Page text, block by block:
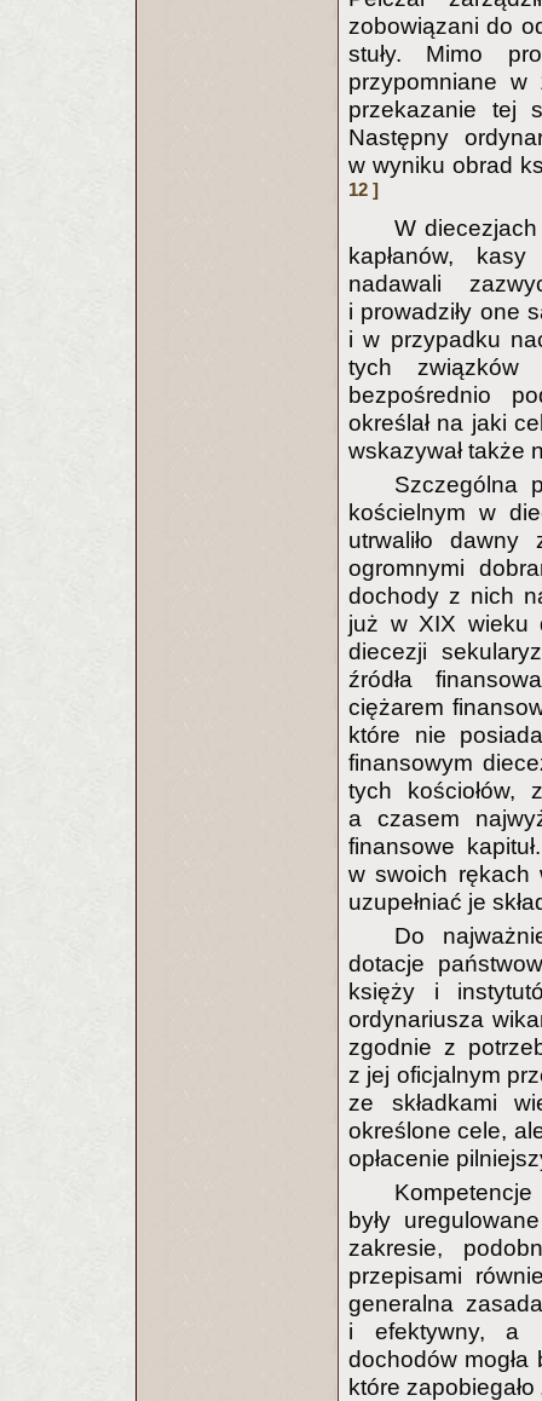
zobowiązani do
stuły. Mimo
przypomniane w
przekazanie tej
Następny
w wyniku obrad
12 ]
W
kapłanów,
nadawali
i prowadziły one
i w przypadku
tych związków
bezpośrednio
określał na jaki
wskazywał także
Szczególna
kościelnym w
utrwaliło dawny
ogromnymi
dochody z nich
już w XIX wieku
diecezji
źródła
ciężarem
które nie
finansowym
tych kościołów,
a czasem
finansowe
w swoich rękach
uzupełniać je
Do
dotacje
księży i
ordynariusza
zgodnie z
z jej oficjalnym
ze składkami
określone cele,
opłacenie
były
zakresie,
przepisami
generalna
i efektywny, a
dochodów mogła
które zapobiegało